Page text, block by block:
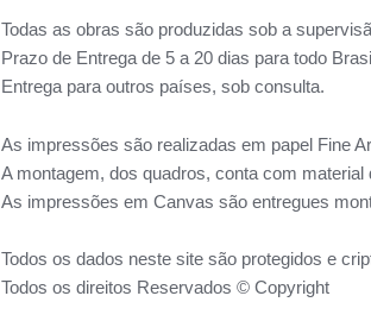
Todas as obras são produzidas sob a
Prazo de Entrega de 5 a 20 dias para todo
Entrega para outros países, sob consulta.
As impressões são realizadas em papel Fine
A montagem, dos quadros, conta com
As impressões em Canvas são entregues
Todos os dados neste site são protegidos e
Todos os direitos Reservados © Copyright